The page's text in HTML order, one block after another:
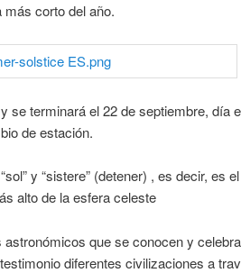
corto del año.
se terminará el 22 de septiembre, día
de estación.
y “sistere” (detener) , es decir, es
alto de la esfera celeste
que se conocen y
diferentes civilizaciones a